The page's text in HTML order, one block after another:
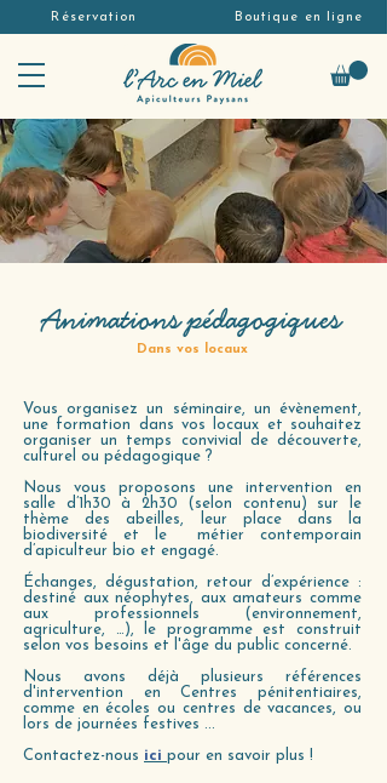
Réservation Boutique en ligne
Animations pédagogiques
Dans vos locaux
Vous organisez un séminaire, un évènement,
une formation dans vos locaux et souhaitez
organiser un temps convivial de découverte,
culturel ou pédagogique ?
Nous vous proposons une intervention en
salle d’1h30 à 2h30 (selon contenu) sur le
thème des abeilles, leur place dans la
biodiversité et le métier contemporain
d’apiculteur bio et engagé.
Échanges, dégustation, retour d’expérience :
destiné aux néophytes, aux amateurs comme
aux professionnels (environnement,
agriculture, …), le programme est construit
selon vos besoins et l'âge du public concerné.
Nous avons déjà plusieurs références
d'intervention en Centres pénitentiaires,
comme en écoles ou centres de vacances, ou
lors de journées festives ...
Contactez-nous ici pour en savoir plus !